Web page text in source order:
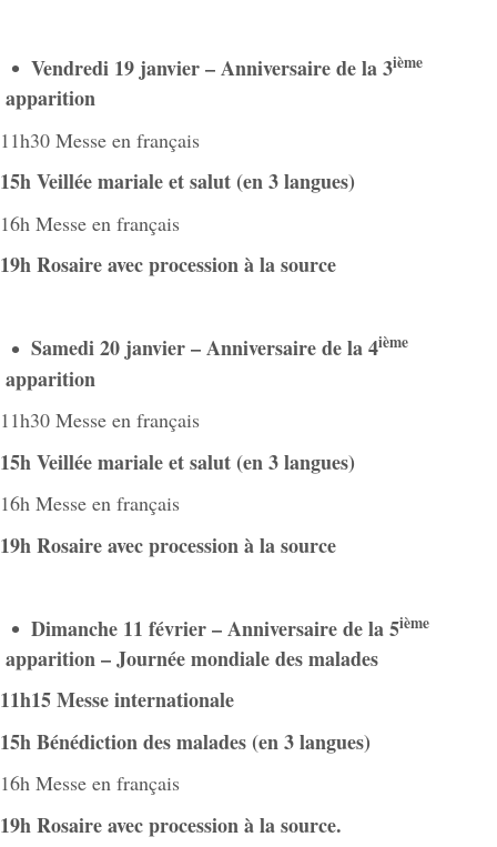
Vendredi 19 janvier – Anniversaire de la 3ième
apparition
11h30 Messe en français
15h Veillée mariale et salut (en 3 langues)
16h Messe en français
19h Rosaire avec procession à la source
Samedi 20 janvier – Anniversaire de la 4ième
apparition
11h30 Messe en français
15h Veillée mariale et salut (en 3 langues)
16h Messe en français
19h Rosaire avec procession à la source
Dimanche 11 février – Anniversaire de la 5ième
apparition – Journée mondiale des malades
11h15 Messe internationale
15h Bénédiction des malades (en 3 langues)
16h Messe en français
19h Rosaire avec procession à la source.